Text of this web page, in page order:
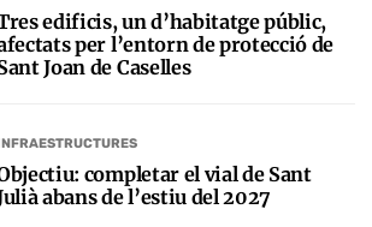
edificis, un d’habitatge públic,
per l’entorn de protecció de
Joan de Caselles
completar el vial de Sant
abans de l’estiu del 2027